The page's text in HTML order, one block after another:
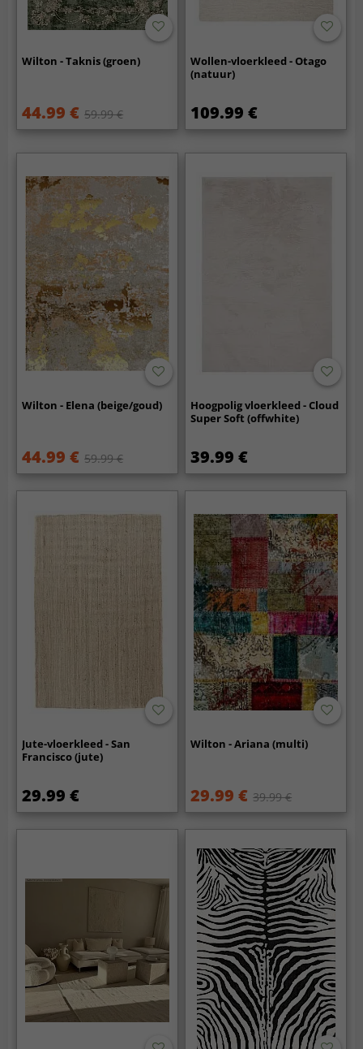
Wilton - Taknis (groen)
44.99 € 59.99 €
Wollen-vloerkleed - Otago
(natuur)
109.99 €
Wilton - Elena (beige/goud)
44.99 € 59.99 €
Hoogpolig vloerkleed - Cloud
Super Soft (offwhite)
39.99 €
Jute-vloerkleed - San
Francisco (jute)
29.99 €
Wilton - Ariana (multi)
29.99 € 39.99 €